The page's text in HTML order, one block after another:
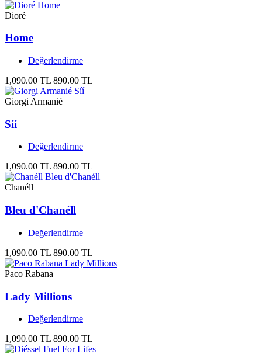
Dioré
Home
Değerlendirme
1,090.00 TL 890.00 TL
Giorgi Armanié
Síí
Değerlendirme
1,090.00 TL 890.00 TL
Chanéll
Bleu d'Chanéll
Değerlendirme
1,090.00 TL 890.00 TL
Paco Rabana
Lady Millions
Değerlendirme
1,090.00 TL 890.00 TL